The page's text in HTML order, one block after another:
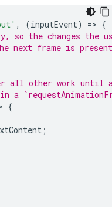
, (inputEvent) => {
so the changes the
next frame is
all other work until
a
{
;